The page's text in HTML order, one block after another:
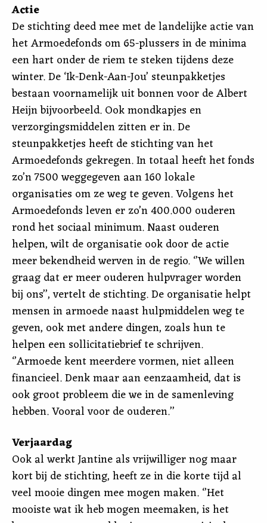
Actie
De stichting deed mee met de landelijke actie van
het Armoedefonds om 65-plussers in de minima
een hart onder de riem te steken tijdens deze
winter. De ‘Ik-Denk-Aan-Jou’ steunpakketjes
bestaan voornamelijk uit bonnen voor de Albert
Heijn bijvoorbeeld. Ook mondkapjes en
verzorgingsmiddelen zitten er in. De
steunpakketjes heeft de stichting van het
Armoedefonds gekregen. In totaal heeft het fonds
zo’n 7500 weggegeven aan 160 lokale
organisaties om ze weg te geven. Volgens het
Armoedefonds leven er zo’n 400.000 ouderen
rond het sociaal minimum. Naast ouderen
helpen, wilt de organisatie ook door de actie
meer bekendheid werven in de regio. ‘’We willen
graag dat er meer ouderen hulpvrager worden
bij ons’’, vertelt de stichting. De organisatie helpt
mensen in armoede naast hulpmiddelen weg te
geven, ook met andere dingen, zoals hun te
helpen een sollicitatiebrief te schrijven.
‘’Armoede kent meerdere vormen, niet alleen
financieel. Denk maar aan eenzaamheid, dat is
ook groot probleem die we in de samenleving
hebben. Vooral voor de ouderen.’’
Verjaardag
Ook al werkt Jantine als vrijwilliger nog maar
kort bij de stichting, heeft ze in die korte tijd al
veel mooie dingen mee mogen maken. ‘’Het
mooiste wat ik heb mogen meemaken, is het